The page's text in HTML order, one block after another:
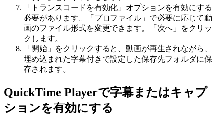
「トランスコードを有効化」オプションを有効にする
必要があります。「プロファイル」で必要に応じて動
画のファイル形式を変更できます。「次へ」をクリッ
クします。
「開始」をクリックすると、動画が再生されながら、
埋め込まれた字幕付きで設定した保存先フォルダに保
存されます。
QuickTime Playerで字幕またはキャプ
ションを有効にする